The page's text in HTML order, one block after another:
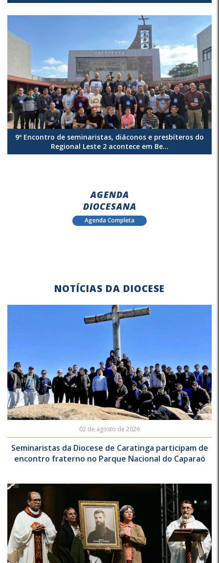
9º Encontro de seminaristas, diáconos e presbíteros do
Regional Leste 2 acontece em Be...
AGENDA
DIOCESANA
Agenda Completa
NOTÍCIAS DA DIOCESE
02 de agosto de 2026
Seminaristas da Diocese de Caratinga participam de
encontro fraterno no Parque Nacional do Caparaó